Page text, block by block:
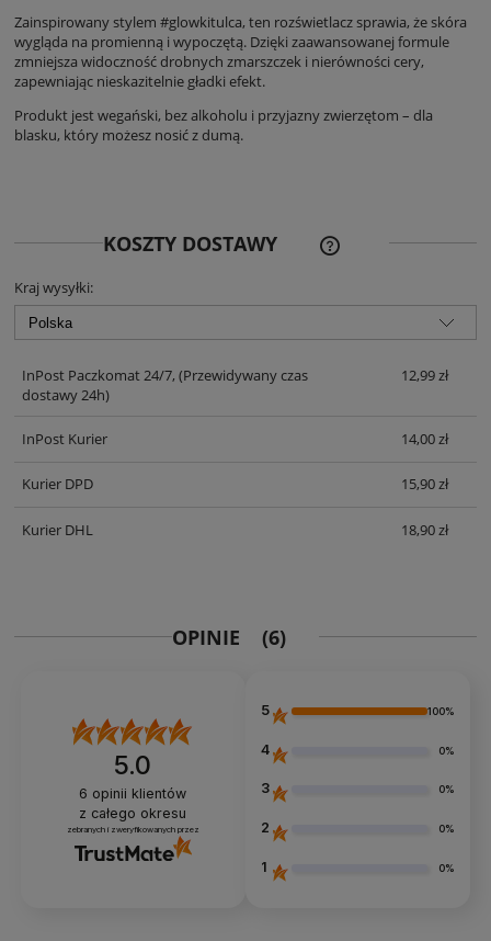
Zainspirowany stylem #glowkitulca, ten rozświetlacz sprawia, że skóra
wygląda na promienną i wypoczętą. Dzięki zaawansowanej formule
zmniejsza widoczność drobnych zmarszczek i nierówności cery,
zapewniając nieskazitelnie gładki efekt.
Produkt jest wegański, bez alkoholu i przyjazny zwierzętom – dla
blasku, który możesz nosić z dumą.
KOSZTY DOSTAWY
CENA NIE ZAWIERA
KOSZTÓW PŁATNOŚCI
Kraj wysyłki:
InPost Paczkomat 24/7, (Przewidywany czas
dostawy 24h)
12,99 zł
InPost Kurier 14,00 zł
Kurier DPD 15,90 zł
Kurier DHL 18,90 zł
OPINIE (6)
5.0
6 opinii klientów
z całego okresu
zebranych i zweryfikowanych przez
5 100%
4 0%
3 0%
2 0%
1 0%